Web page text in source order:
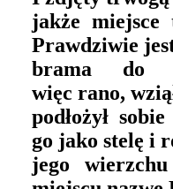
jakże
Prawdziwie
brama do
więc rano,
podłożył
go jako stelę i
jego